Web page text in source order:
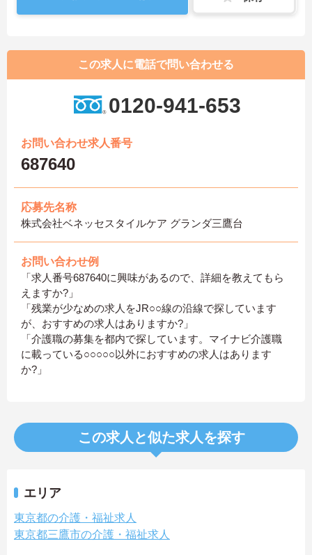
この求人に電話で問い合わせる
0120-941-653
お問い合わせ求人番号
687640
応募先名称
株式会社ベネッセスタイルケア グランダ三鷹台
お問い合わせ例
「求人番号687640に興味があるので、詳細を教えてもら
えますか?」
「残業が少なめの求人をJR○○線の沿線で探しています
が、おすすめの求人はありますか?」
「介護職の募集を都内で探しています。マイナビ介護職
に載っている○○○○○以外におすすめの求人はあります
か?」
この求人と似た求人を探す
エリア
東京都の介護・福祉求人
東京都三鷹市の介護・福祉求人